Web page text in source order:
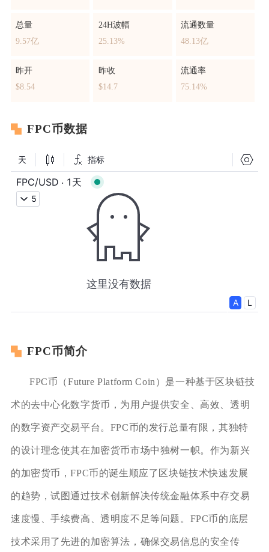
总量
9.57亿
24H波幅
25.13%
流通数量
48.13亿
昨开
$8.54
昨收
$14.7
流通率
75.14%
FPC币数据
FPC币简介
FPC币（Future Platform Coin）是一种基于区块链技
术的去中心化数字货币，为用户提供安全、高效、透明
的数字资产交易平台。FPC币的发行总量有限，其独特
的设计理念使其在加密货币市场中独树一帜。作为新兴
的加密货币，FPC币的诞生顺应了区块链技术快速发展
的趋势，试图通过技术创新解决传统金融体系中存交易
速度慢、手续费高、透明度不足等问题。FPC币的底层
技术采用了先进的加密算法，确保交易信息的安全传